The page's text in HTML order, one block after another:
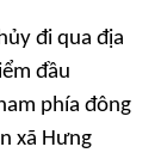
đi qua địa
đầu
phía đông
xã Hưng